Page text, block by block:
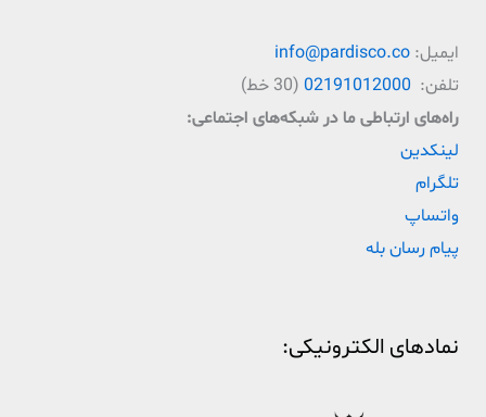
ایمیل: info@pardisco.co
تلفن: 02191012000 (30 خط)
راه‌‌های ارتباطی ما در شبکه‌های اجتماعی:
لینکدین
تلگرام
واتساپ
پیام رسان بله
نمادهای الکترونیکی: